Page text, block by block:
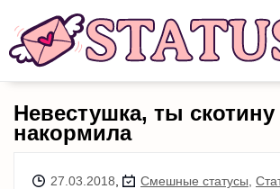
Невестушка, ты скотину
накормила
27.03.2018 Смешные статусы